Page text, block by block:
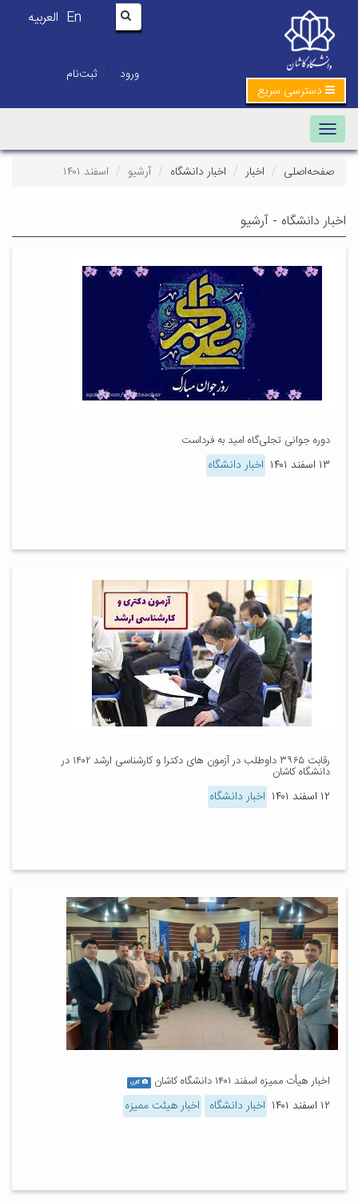
En العربیه
ورود | ثبت‌نام
دسترسی سریع
Toggle navigation
صفحه‌اصلی اخبار اخبار دانشگاه آرشیو اسفند ۱۴۰۱
اخبار دانشگاه - آرشیو
دوره جوانی تجلی‌گاه امید به فرداست
۱۳ اسفند ۱۴۰۱ اخبار دانشگاه
رقابت ۳۹۶۵ داوطلب در آزمون های دکترا و کارشناسی ارشد ۱۴۰۲ در
دانشگاه کاشان
۱۲ اسفند ۱۴۰۱ اخبار دانشگاه
اخبار هیأت ممیزه اسفند ۱۴۰۱ دانشگاه کاشان گالری
۱۲ اسفند ۱۴۰۱ اخبار دانشگاه اخبار هیئت ممیزه